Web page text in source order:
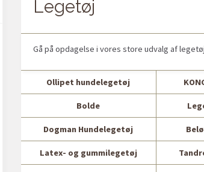
Legetøj
Gå på opdagelse i vores store udvalg af
Ollipet hundelegetøj
Bolde
Dogman Hundelegetøj
Latex- og gummilegetøj